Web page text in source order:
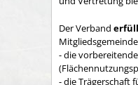
Der Verband
- die
- die Trägerschaft